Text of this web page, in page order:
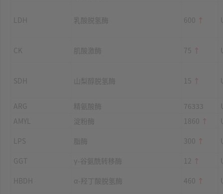
LDH 乳酸脱氢酶 600 ↑
CK 肌酸激酶 75 ↑
SDH 山梨醇脱氢酶 15 ↑
ARG 精氨酸酶 76333
AMYL
淀粉酶 1860 ↑
LPS
脂酶 300 ↑
GGT
γ-谷氨酰转移酶 12 ↑
HBDH
α-羟丁酸脱氢酶 460 ↑